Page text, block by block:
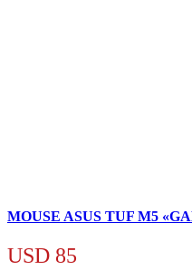
MOUSE ASUS TUF M5
USD 85